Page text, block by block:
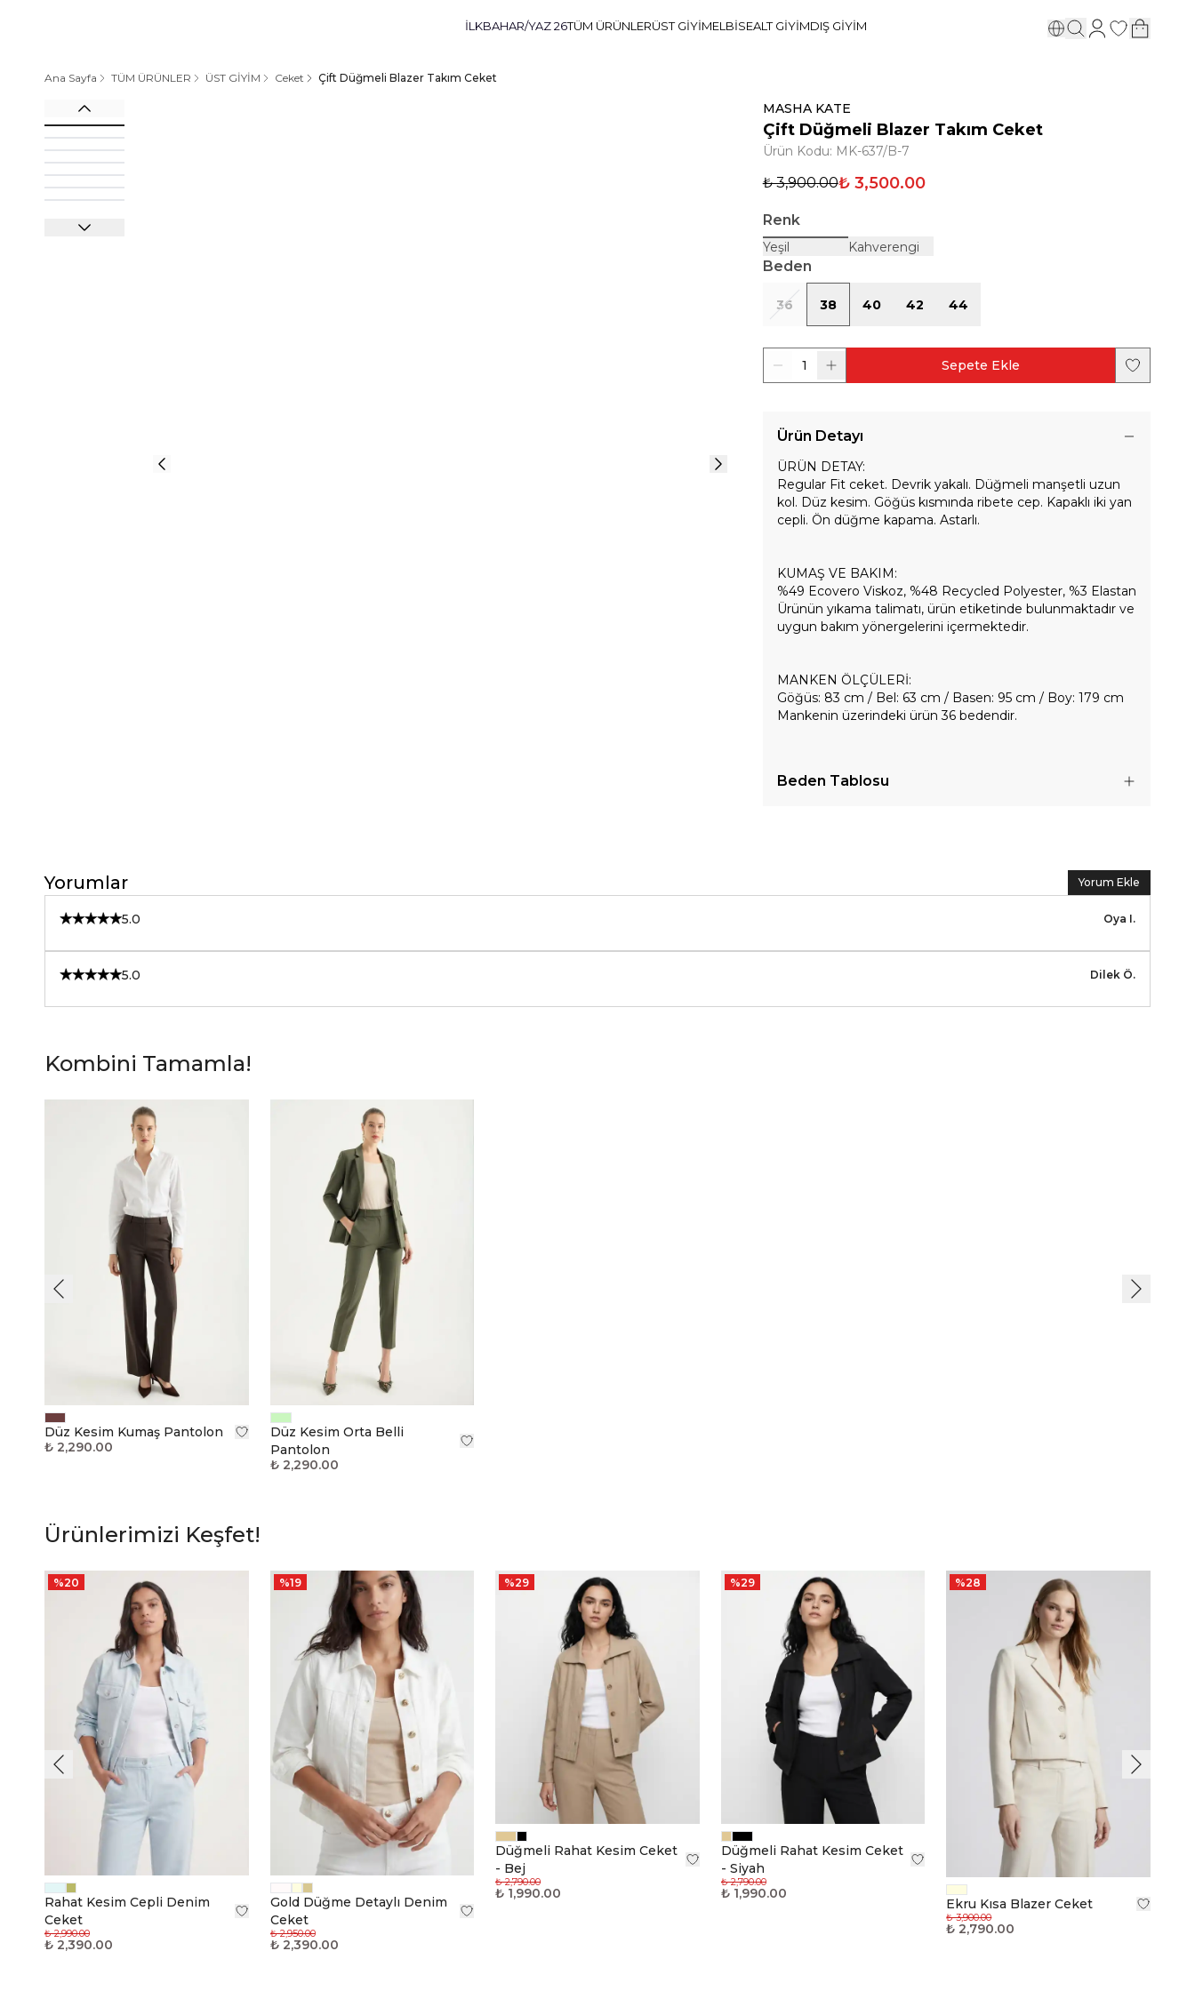
İLKBAHAR/YAZ 26TÜM ÜRÜNLERÜST GİYİMELBİSEALT GİYİMDIŞ GİYİM
Ana Sayfa TÜM ÜRÜNLER ÜST GİYİM Ceket Çift Düğmeli Blazer Takım Ceket
MASHA KATE
Çift Düğmeli Blazer Takım Ceket
Ürün Kodu: MK-637/B-7
₺ 3,900.00₺ 3,500.00
Renk
Yeşil Kahverengi
Beden
36 38 40 42 44
1 Sepete Ekle
Ürün Detayı
ÜRÜN DETAY:
Regular Fit ceket. Devrik yakalı. Düğmeli manşetli uzun
kol. Düz kesim. Göğüs kısmında ribete cep. Kapaklı iki yan
cepli. Ön düğme kapama. Astarlı.
KUMAŞ VE BAKIM:
%49 Ecovero Viskoz, %48 Recycled Polyester, %3 Elastan
Ürünün yıkama talimatı, ürün etiketinde bulunmaktadır ve
uygun bakım yönergelerini içermektedir.
MANKEN ÖLÇÜLERİ:
Göğüs: 83 cm / Bel: 63 cm / Basen: 95 cm / Boy: 179 cm
Mankenin üzerindeki ürün 36 bedendir.
Beden Tablosu
Yorumlar Yorum Ekle
5.0 Oya I.
5.0 Dilek Ö.
Kombini Tamamla!
Düz Kesim Kumaş Pantolon
₺ 2,290.00
Düz Kesim Orta Belli
Pantolon
₺ 2,290.00
Ürünlerimizi Keşfet!
%20
Rahat Kesim Cepli Denim
Ceket
₺ 2,990.00
₺ 2,390.00
%19
Gold Düğme Detaylı Denim
Ceket
₺ 2,950.00
₺ 2,390.00
%29
Düğmeli Rahat Kesim Ceket
- Bej
₺ 2,790.00
₺ 1,990.00
%29
Düğmeli Rahat Kesim Ceket
- Siyah
₺ 2,790.00
₺ 1,990.00
%28
Ekru Kısa Blazer Ceket
₺ 3,900.00
₺ 2,790.00